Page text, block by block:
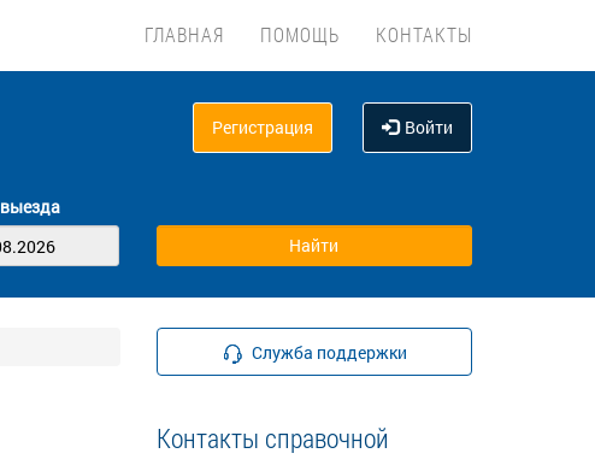
ГЛАВНАЯ ПОМОЩЬ КОНТАКТЫ
Регистрация Войти
Служба поддержки
Контакты справочной